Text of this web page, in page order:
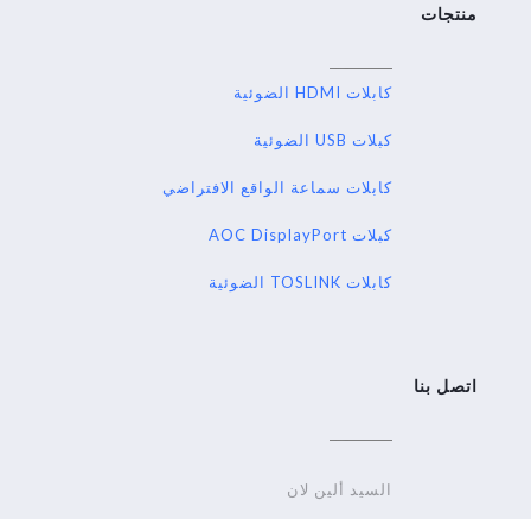
منتجات
كابلات HDMI الضوئية
كبلات USB الضوئية
كابلات سماعة الواقع الافتراضي
كبلات AOC DisplayPort
كابلات TOSLINK الضوئية
اتصل بنا
السيد ألين لان